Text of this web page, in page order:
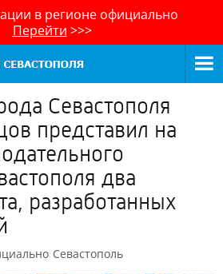
в регионе официально
Перейти >>>
Севастополя
представил на
два
разработанных
Севастополь